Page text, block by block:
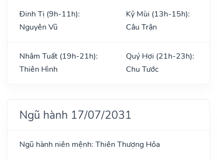
Đinh Tị (9h-11h):
Nguyên Vũ
Kỷ Mùi (13h-15h):
Câu Trận
Nhâm Tuất (19h-21h):
Thiên Hình
Quý Hợi (21h-23h):
Chu Tước
Ngũ hành 17/07/2031
Ngũ hành niên mệnh: Thiên Thượng Hỏa